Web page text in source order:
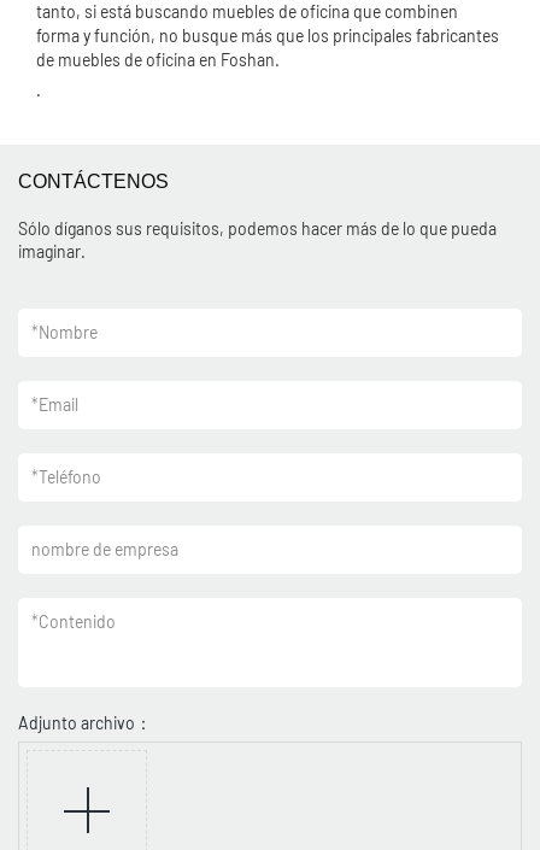
tanto, si está buscando muebles de oficina que combinen
forma y función, no busque más que los principales fabricantes
de muebles de oficina en Foshan.
.
CONTÁCTENOS
Sólo díganos sus requisitos, podemos hacer más de lo que pueda
imaginar.
*Nombre
*Email
*Teléfono
nombre de empresa
*Contenido
Adjunto archivo：